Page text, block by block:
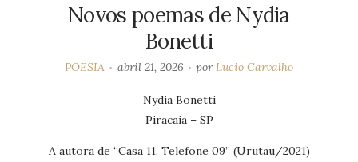
Novos poemas de Nydia
Bonetti
POESIA abril 21, 2026 porLucio Carvalho
Nydia Bonetti
Piracaia – SP
A autora de “Casa 11, Telefone 09” (Urutau/2021)